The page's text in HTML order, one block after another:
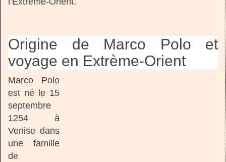
Origine de Marco Polo et
voyage en Extrème-Orient
Marco Polo
est né le 15
septembre
1254 à
Venise dans
une famille
de